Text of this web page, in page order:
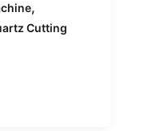
,
Cutting